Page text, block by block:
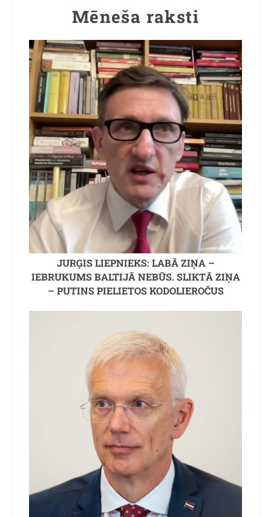
Mēneša raksti
JURĢIS LIEPNIEKS: LABĀ ZIŅA –
IEBRUKUMS BALTIJĀ NEBŪS. SLIKTĀ ZIŅA
– PUTINS PIELIETOS KODOLIEROČUS